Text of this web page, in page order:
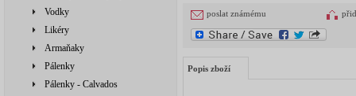
Vodky
Likéry
Armaňaky
Pálenky
Pálenky - Calvados
poslat známému
Popis zboží